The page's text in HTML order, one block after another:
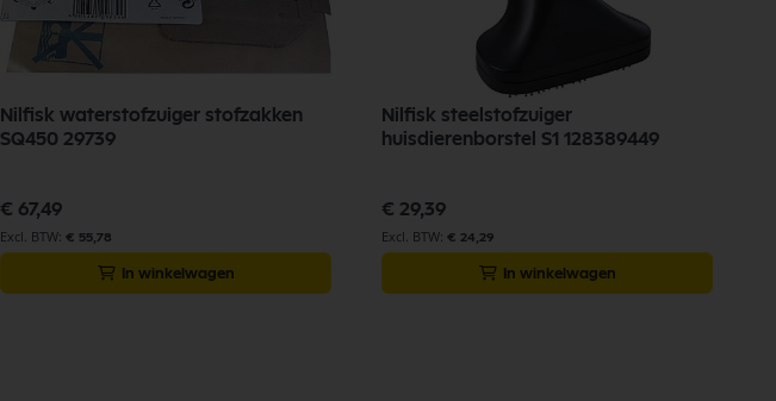
Nilfisk waterstofzuiger stofzakken
SQ450 29739
€ 67,49
€ 55,78
In winkelwagen
Nilfisk steelstofzuiger
huisdierenborstel S1 128389449
€ 29,39
€ 24,29
In winkelwagen